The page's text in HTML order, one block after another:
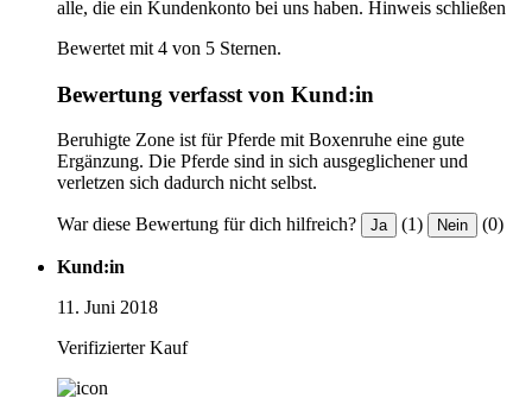
alle, die ein Kundenkonto bei uns haben. Hinweis schließen
Bewertet mit 4 von 5 Sternen.
Bewertung verfasst von Kund:in
Beruhigte Zone ist für Pferde mit Boxenruhe eine gute
Ergänzung. Die Pferde sind in sich ausgeglichener und
verletzen sich dadurch nicht selbst.
War diese Bewertung für dich hilfreich? Ja (1) Nein (0)
Kund:in
11. Juni 2018
Verifizierter Kauf